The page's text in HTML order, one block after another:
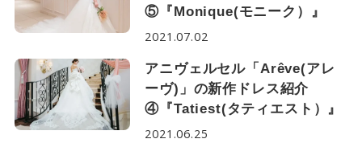
⑤『Monique(モニーク）』
2021.07.02
アニヴェルセル「Arêve(アレ
ーヴ)」の新作ドレス紹介
④『Tatiest(タティエスト）』
2021.06.25